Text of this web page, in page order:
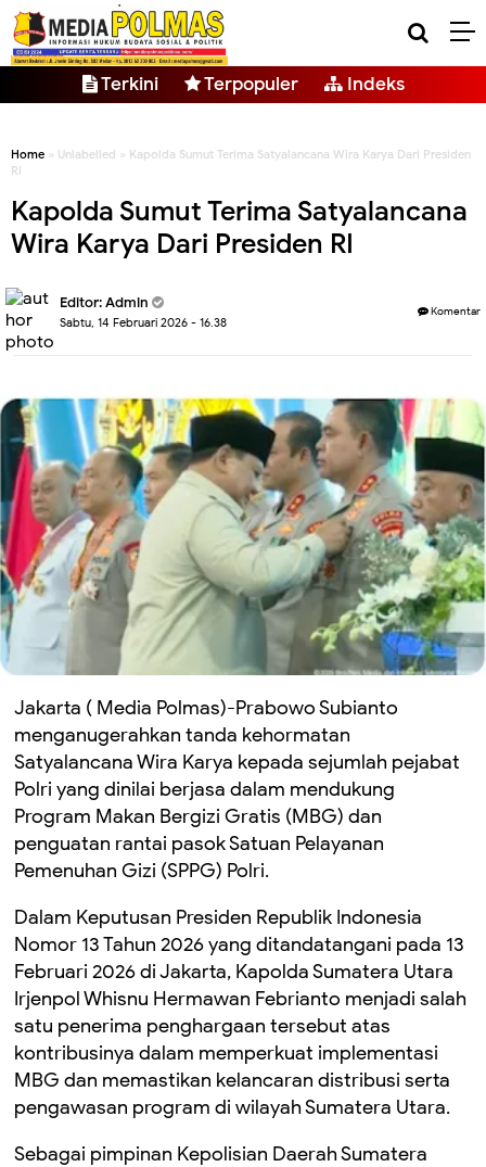
Terkini Terpopuler Indeks
Home » Unlabelled » Kapolda Sumut Terima Satyalancana Wira Karya Dari Presiden
RI
Kapolda Sumut Terima Satyalancana
Wira Karya Dari Presiden RI
Editor: Admin
Sabtu, 14 Februari 2026 - 16.38
Komentar
Jakarta ( Media Polmas)-Prabowo Subianto
menganugerahkan tanda kehormatan
Satyalancana Wira Karya kepada sejumlah pejabat
Polri yang dinilai berjasa dalam mendukung
Program Makan Bergizi Gratis (MBG) dan
penguatan rantai pasok Satuan Pelayanan
Pemenuhan Gizi (SPPG) Polri.
Dalam Keputusan Presiden Republik Indonesia
Nomor 13 Tahun 2026 yang ditandatangani pada 13
Februari 2026 di Jakarta, Kapolda Sumatera Utara
Irjenpol Whisnu Hermawan Febrianto menjadi salah
satu penerima penghargaan tersebut atas
kontribusinya dalam memperkuat implementasi
MBG dan memastikan kelancaran distribusi serta
pengawasan program di wilayah Sumatera Utara.
Sebagai pimpinan Kepolisian Daerah Sumatera